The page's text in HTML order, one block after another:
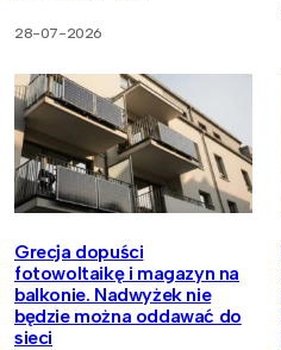
28-07-2026
Grecja dopuści
fotowoltaikę i magazyn na
balkonie. Nadwyżek nie
będzie można oddawać do
sieci